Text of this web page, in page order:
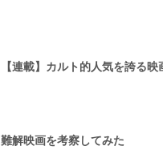
【連載】カルト的人気を誇る映
難解映画を考察してみた